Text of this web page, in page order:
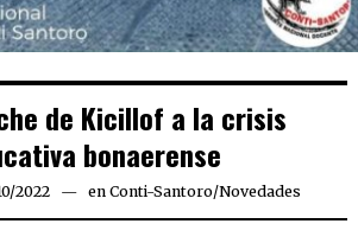
de Kicillof a la crisis
bonaerense
202213/10/2022
en Conti-Santoro/Novedades